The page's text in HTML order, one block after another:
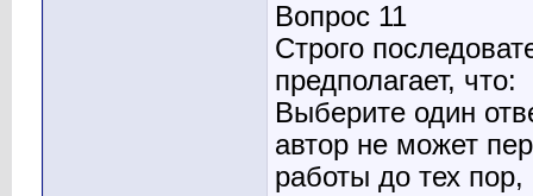
Вопрос 11
Строго
предполагает, что:
Выберите один
автор не может
работы до тех